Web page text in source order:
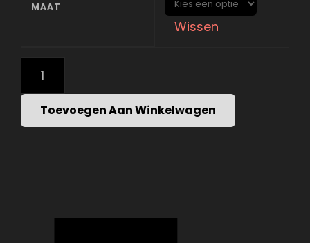
MAAT
Wissen
POWERBUFF
GIRLS
SHIRT
-
Toevoegen Aan Winkelwagen